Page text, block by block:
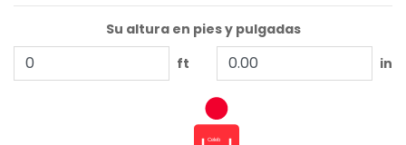
Su altura en pies y pulgadas
ft
in